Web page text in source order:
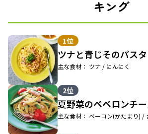
キング
1位
ツナと青じそのパスタ
主な食材： ツナ / にんにく
2位
夏野菜のペペロンチー
主な食材： ベーコン(かたまり) /